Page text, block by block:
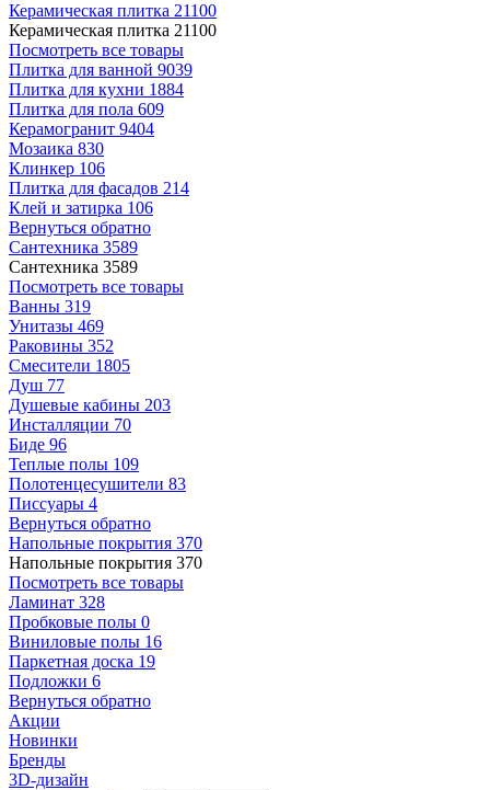
Керамическая плитка 21100
Керамическая плитка 21100
Посмотреть все товары
Плитка для ванной 9039
Плитка для кухни 1884
Плитка для пола 609
Керамогранит 9404
Мозаика 830
Клинкер 106
Плитка для фасадов 214
Клей и затирка 106
Вернуться обратно
Сантехника 3589
Сантехника 3589
Посмотреть все товары
Ванны 319
Унитазы 469
Раковины 352
Смесители 1805
Душ 77
Душевые кабины 203
Инсталляции 70
Биде 96
Теплые полы 109
Полотенцесушители 83
Писсуары 4
Вернуться обратно
Напольные покрытия 370
Напольные покрытия 370
Посмотреть все товары
Ламинат 328
Пробковые полы 0
Виниловые полы 16
Паркетная доска 19
Подложки 6
Вернуться обратно
Акции
Новинки
Бренды
3D-дизайн